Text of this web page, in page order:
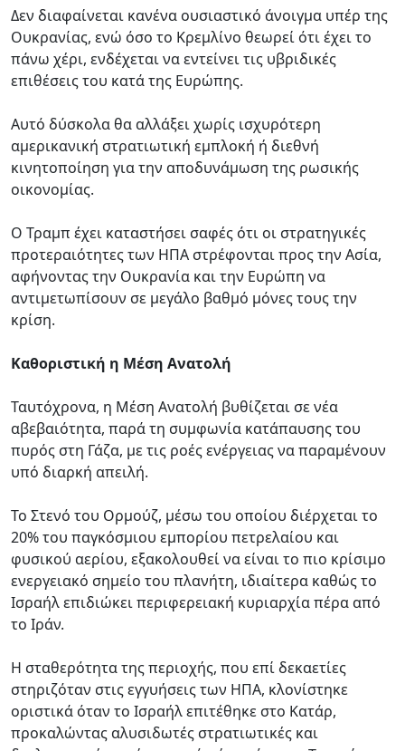
Δεν διαφαίνεται κανένα ουσιαστικό άνοιγμα υπέρ της
Ουκρανίας, ενώ όσο το Κρεμλίνο θεωρεί ότι έχει το
πάνω χέρι, ενδέχεται να εντείνει τις υβριδικές
επιθέσεις του κατά της Ευρώπης.
Αυτό δύσκολα θα αλλάξει χωρίς ισχυρότερη
αμερικανική στρατιωτική εμπλοκή ή διεθνή
κινητοποίηση για την αποδυνάμωση της ρωσικής
οικονομίας.
Ο Τραμπ έχει καταστήσει σαφές ότι οι στρατηγικές
προτεραιότητες των ΗΠΑ στρέφονται προς την Ασία,
αφήνοντας την Ουκρανία και την Ευρώπη να
αντιμετωπίσουν σε μεγάλο βαθμό μόνες τους την
κρίση.
Καθοριστική η Μέση Ανατολή
Ταυτόχρονα, η Μέση Ανατολή βυθίζεται σε νέα
αβεβαιότητα, παρά τη συμφωνία κατάπαυσης του
πυρός στη Γάζα, με τις ροές ενέργειας να παραμένουν
υπό διαρκή απειλή.
Το Στενό του Ορμούζ, μέσω του οποίου διέρχεται το
20% του παγκόσμιου εμπορίου πετρελαίου και
φυσικού αερίου, εξακολουθεί να είναι το πιο κρίσιμο
ενεργειακό σημείο του πλανήτη, ιδιαίτερα καθώς το
Ισραήλ επιδιώκει περιφερειακή κυριαρχία πέρα από
το Ιράν.
Η σταθερότητα της περιοχής, που επί δεκαετίες
στηριζόταν στις εγγυήσεις των ΗΠΑ, κλονίστηκε
οριστικά όταν το Ισραήλ επιτέθηκε στο Κατάρ,
προκαλώντας αλυσιδωτές στρατιωτικές και